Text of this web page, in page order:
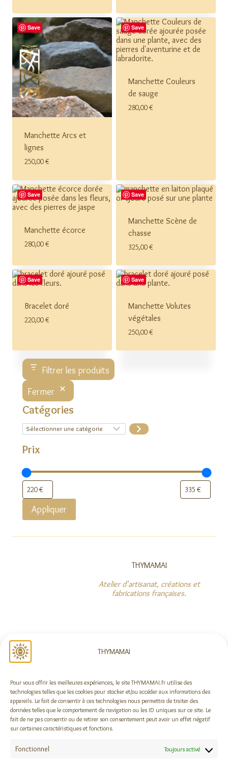
THYMAMAI
Pour vous offrir les meilleures expériences, le site THYMAMAI.fr utilise des
technologies telles que les cookies pour stocker et/ou accéder aux informations des
appareils. Le fait de consentir à ces technologies nous permettra de traiter des
données telles que le comportement de navigation ou les ID uniques sur ce site. Le
fait de ne pas consentir ou de retirer son consentement peut avoir un effet négatif
sur certaines caractéristiques et fonctions.
Fonctionnel Toujours activé
Save
Manchette Arcs et
lignes
250,00€
Save
Manchette Couleurs
de sauge
280,00€
Save
Manchette écorce
280,00€
Save
Manchette Scène de
chasse
325,00€
Save
Bracelet doré
220,00€
Save
Manchette Volutes
végétales
250,00€
Filtrer les produits
Fermer
Catégories
Sélectionner
une
Prix
Appliquer
THYMAMAI
Atelier d'artisanat, créations et
fabrications françaises.
Rejoindre la newsletter !